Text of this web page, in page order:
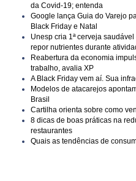
da Covid-19; entenda
Google lança Guia do Varejo
Black Friday e Natal
Unesp cria 1ª cerveja
repor nutrientes durante
Reabertura da economia
trabalho, avalia XP
A Black Friday vem aí. Sua
Modelos de atacarejos
Brasil
Cartilha orienta sobre como
8 dicas de boas práticas na
restaurantes
Quais as tendências de